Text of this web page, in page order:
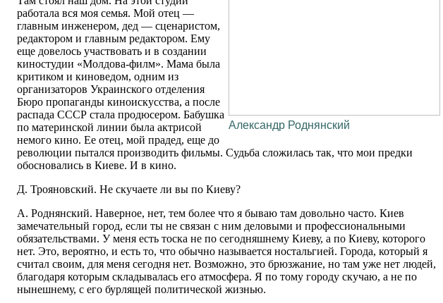
Александр Роднянский
работала вся моя семья. Мой отец —
главным инженером, дед — сценаристом,
редактором и главным редактором. Ему
еще довелось участвовать и в создании
киностудии «Молдова-филм». Мама была
критиком и киноведом, одним из
организаторов Украинского отделения
Бюро пропаганды киноискусства, а после
распада СССР стала продюсером. Бабушка
по материнской линии была актрисой
немого кино. Ее отец, мой прадед, еще до
революции пытался производить фильмы. Судьба сложилась так, что мои предки
обосновались в Киеве. И в кино.
Д. Трояновский. Не скучаете ли вы по Киеву?
А. Роднянский. Наверное, нет, тем более что я бываю там довольно часто. Киев
замечательный город, если ты не связан с ним деловыми и профессиональными
обязательствами. У меня есть тоска не по сегодняшнему Киеву, а по Киеву, которого
нет. Это, вероятно, и есть то, что обычно называется ностальгией. Города, который я
считал своим, для меня сегодня нет. Возможно, это брюзжание, но там уже нет людей,
благодаря которым складывалась его атмосфера. Я по тому городу скучаю, а не по
нынешнему, с его бурлящей политической жизнью.